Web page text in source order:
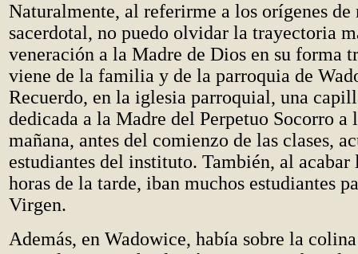
Naturalmente, al referirme a los orígenes
sacerdotal, no puedo olvidar la trayectoria
veneración a la Madre de Dios en su forma
viene de la familia y de la parroquia de
Recuerdo, en la iglesia parroquial, una
dedicada a la Madre del Perpetuo Socorro a
mañana, antes del comienzo de las clases,
estudiantes del instituto. También, al acabar
horas de la tarde, iban muchos estudiantes
Virgen.
Además, en Wadowice, había sobre la